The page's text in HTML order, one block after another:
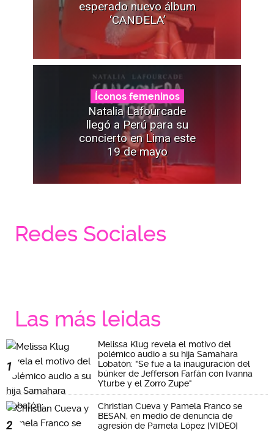
esperado nuevo álbum
‘CANDELA’
Íconos femeninos
Natalia Lafourcade
llegó a Perú para su
concierto en Lima este
19 de mayo
Redes Sociales
Las más leidas
1
Melissa Klug revela el motivo del
polémico audio a su hija Samahara
Lobatón: "Se fue a la inauguración del
búnker de Jefferson Farfán con Ivanna
Yturbe y el Zorro Zupe"
2
Christian Cueva y Pamela Franco se
BESAN, en medio de denuncia de
agresión de Pamela López [VIDEO]